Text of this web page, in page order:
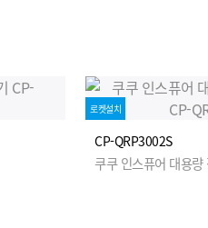
로켓설치
CP-QRP3002S
쿠쿠 인스퓨어 대용